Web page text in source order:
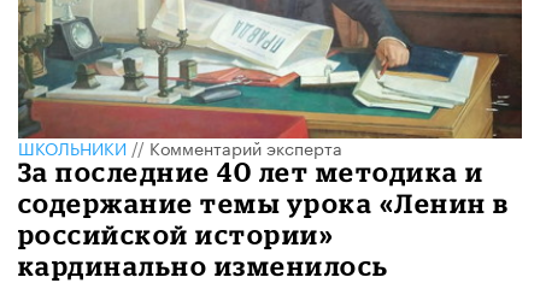
ШКОЛЬНИКИ//Комментарий эксперта
За последние 40 лет методика и
содержание темы урока «Ленин в
российской истории»
кардинально изменилось